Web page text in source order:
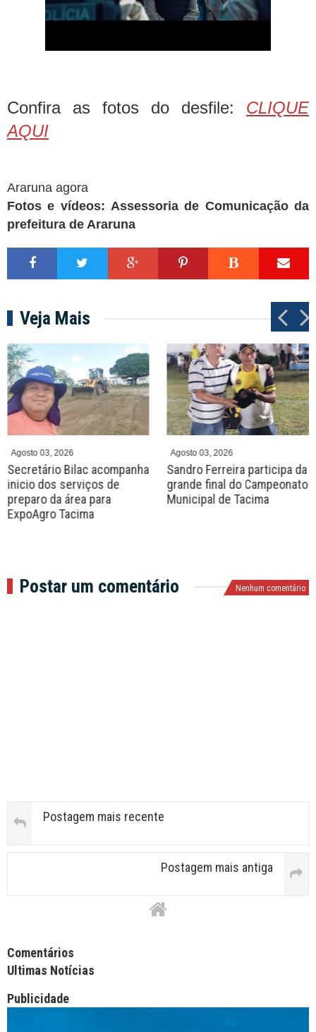
Confira as fotos do desfile: CLIQUE
AQUI
Araruna agora
Fotos e vídeos: Assessoria de Comunicação da
prefeitura de Araruna
Veja Mais
Agosto 03, 2026
Secretário Bilac acompanha
inicio dos serviços de
preparo da área para
ExpoAgro Tacima
Agosto 03, 2026
Sandro Ferreira participa da
grande final do Campeonato
Municipal de Tacima
P
r
e
v
N
e
x
t
Postar um comentário Nenhum comentário
Postagem mais recente
Postagem mais antiga
Facebook Comments APPID
Comentários
Ultimas Notícias
Publicidade